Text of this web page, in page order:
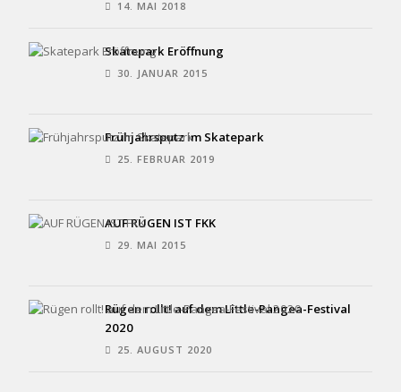
14. MAI 2018
Skatepark Eröffnung
30. JANUAR 2015
Frühjahrsputz im Skatepark
25. FEBRUAR 2019
AUF RÜGEN IST FKK
29. MAI 2015
Rügen rollt! auf dem Little-Pangea-Festival
2020
25. AUGUST 2020